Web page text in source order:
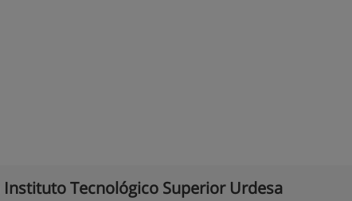
Instituto Tecnológico Superior Urdesa